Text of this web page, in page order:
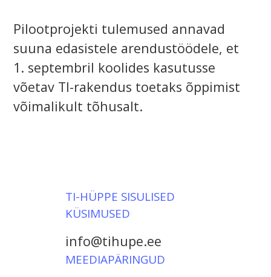
Pilootprojekti tulemused annavad
suuna edasistele arendustöödele, et
1. septembril koolides kasutusse
võetav TI-rakendus toetaks õppimist
võimalikult tõhusalt.
TI-HÜPPE SISULISED
KÜSIMUSED
info@tihupe.ee
MEEDIAPÄRINGUD